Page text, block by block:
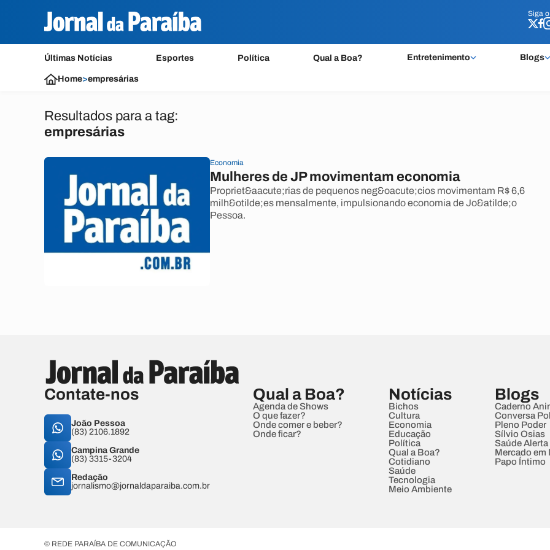
Siga o
Últimas Notícias Esportes Política Qual a Boa? Entretenimento Blogs
Siga o
Home>empresárias
Resultados para a tag:
empresárias
Economia
Mulheres de JP movimentam economia
Propriet&aacute;rias de pequenos neg&oacute;cios movimentam R$ 6,6
milh&otilde;es mensalmente, impulsionando economia de Jo&atilde;o
Pessoa.
Contate-nos
João Pessoa
(83) 2106.1892
Campina Grande
(83) 3315-3204
Redação
jornalismo@jornaldaparaiba.com.br
Qual a Boa?
Agenda de Shows
O que fazer?
Onde comer e beber?
Onde ficar?
Notícias
Bichos
Cultura
Economia
Educação
Política
Qual a Boa?
Cotidiano
Saúde
Tecnologia
Meio Ambiente
Blogs
Caderno
Conversa
Pleno Poder
Sílvio Osias
Saúde Alerta
Mercado em
Papo Íntimo
© REDE PARAÍBA DE COMUNICAÇÃO